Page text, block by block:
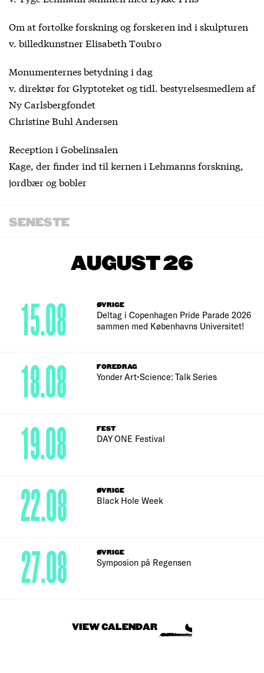
Om at fortolke forskning og forskeren ind i skulpturen
v. billedkunstner Elisabeth Toubro
Monumenternes betydning i dag
v. direktør for Glyptoteket og tidl. bestyrelsesmedlem af
Ny Carlsbergfondet
Christine Buhl Andersen
Reception i Gobelinsalen
Kage, der finder ind til kernen i Lehmanns forskning,
jordbær og bobler
SENESTE
AUGUST 26
ØVRIGE
Deltag i Copenhagen Pride Parade 2026
sammen med Københavns Universitet!
15.08
FOREDRAG
Yonder Art•Science: Talk Series
18.08
FEST
DAY ONE Festival
19.08
ØVRIGE
Black Hole Week
22.08
ØVRIGE
Symposion på Regensen
27.08
VIEW CALENDAR